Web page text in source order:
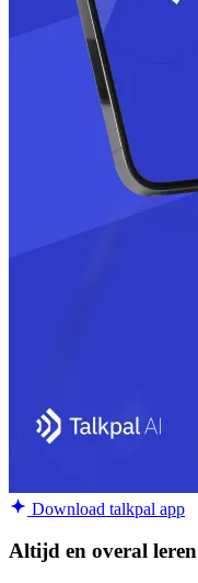
Download talkpal app
Altijd en overal leren